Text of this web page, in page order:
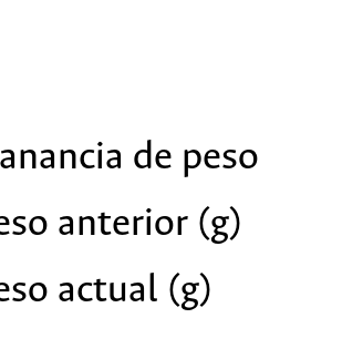
de peso
anterior (g)
actual (g)